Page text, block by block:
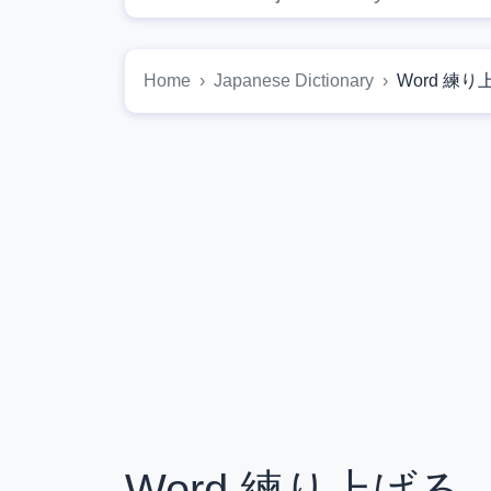
Home Japanese Dictionary Word 練り